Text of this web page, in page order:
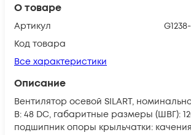
О товаре
Артикул
Код товара
Все характеристики
Описание
Вентилятор осевой SILART,
В: 48 DC, габаритные размеры (ШВГ):
подшипник опоры крыльчатки: качения